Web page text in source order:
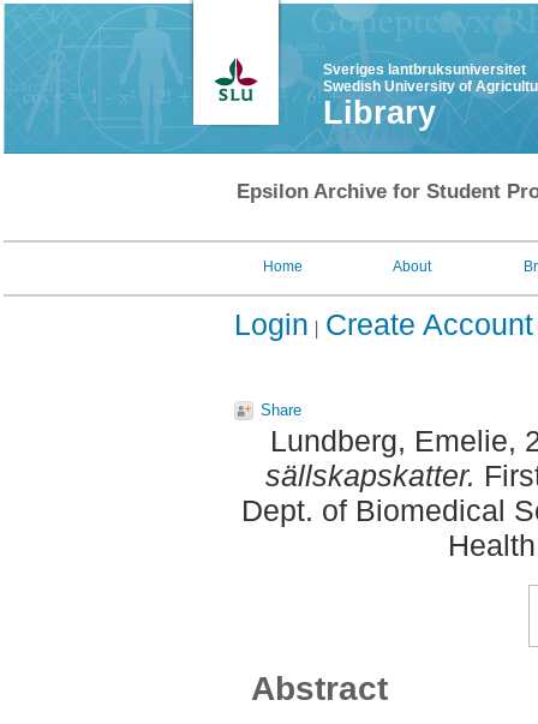
Sveriges lantbruksuniversitet
Swedish University of
Library
Epsilon Archive for Student
Home About
Login Create Account
Share
Lundberg, Emelie,
sällskapskatter.
Dept. of Biomedical
Abstract